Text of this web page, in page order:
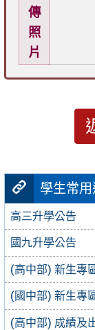
學生常
高三升學公告
國九升學公告
(高中部) 新生專
(國中部) 新生專
(高中部) 成績及
傳
照
片